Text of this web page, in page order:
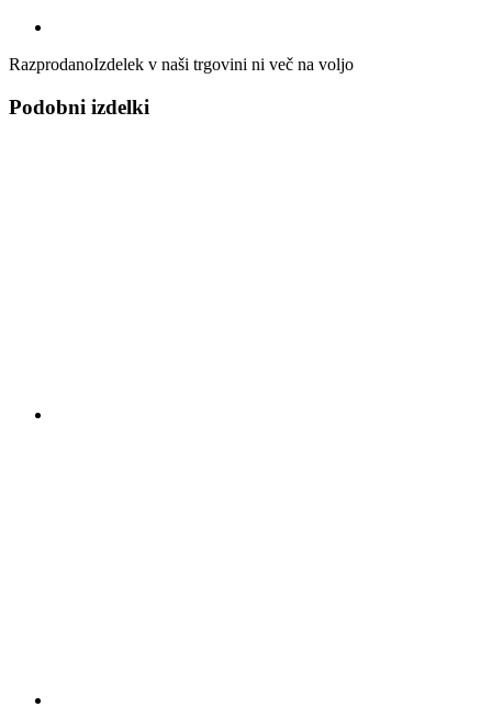
RazprodanoIzdelek v naši trgovini ni več na voljo
Podobni izdelki